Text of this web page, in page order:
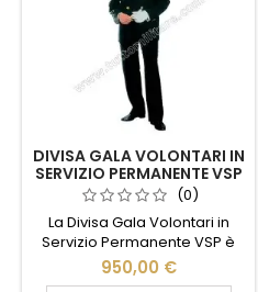
DIVISA GALA VOLONTARI IN
SERVIZIO PERMANENTE VSP
(0)
La Divisa Gala Volontari in
Servizio Permanente VSP è
l'emblema dell'eleganza e
della dedizione. Realizzata
950,00 €